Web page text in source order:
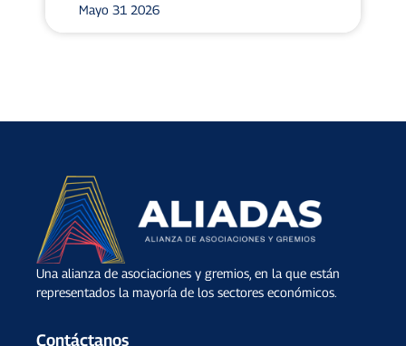
Mayo 31 2026
Una alianza de asociaciones y gremios, en la que están
representados la mayoría de los sectores económicos.
Contáctanos